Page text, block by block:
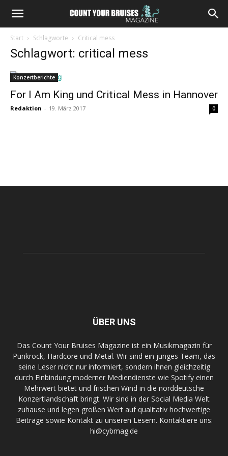
Start Schlagworte Critical mess
Schlagwort: critical mess
Konzertberichte
For I Am King und Critical Mess in Hannover
Redaktion - 19. März 2017 0
ÜBER UNS
Das Count Your Bruises Magazine ist ein Musikmagazin für
Punkrock, Hardcore und Metal. Wir sind ein junges Team, das
seine Leser nicht nur informiert, sondern ihnen gleichzeitig
durch Einbindung moderner Mediendienste wie Spotify einen
Mehrwert bietet und frischen Wind in die norddeutsche
Konzertlandschaft bringt. Wir sind in der Social Media Welt
zuhause und legen großen Wert auf qualitativ hochwertige
Beiträge sowie Kontakt zu unseren Lesern. Kontaktiere uns:
hi@cybmag.de